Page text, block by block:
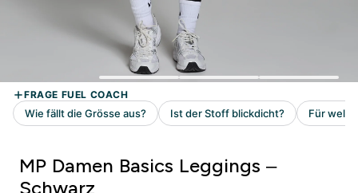
MP Damen Basics Leggings –
Schwarz